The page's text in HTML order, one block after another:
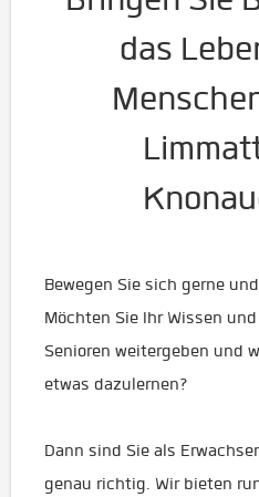
das
Bewegen Sie sich gerne
Möchten Sie Ihr Wissen
Senioren weitergeben und
etwas dazulernen?
Dann sind Sie als
genau richtig. Wir bieten